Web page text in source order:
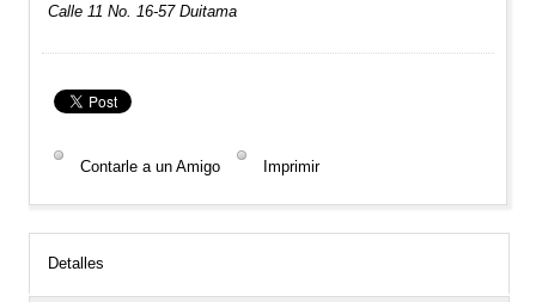
Calle 11 No. 16-57 Duitama
Contarle a un Amigo Imprimir
Detalles